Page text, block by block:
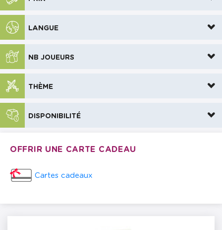
LANGUE
NB JOUEURS
THÈME
DISPONIBILITÉ
OFFRIR UNE CARTE CADEAU
Cartes cadeaux